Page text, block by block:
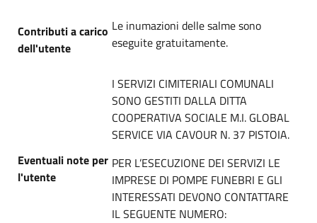
Contributi a carico
dell'utente
Le inumazioni delle salme sono
eseguite gratuitamente.
Eventuali note per
l'utente
I SERVIZI CIMITERIALI COMUNALI
SONO GESTITI DALLA DITTA
COOPERATIVA SOCIALE M.I. GLOBAL
SERVICE VIA CAVOUR N. 37 PISTOIA.
PER L’ESECUZIONE DEI SERVIZI LE
IMPRESE DI POMPE FUNEBRI E GLI
INTERESSATI DEVONO CONTATTARE
IL SEGUENTE NUMERO: